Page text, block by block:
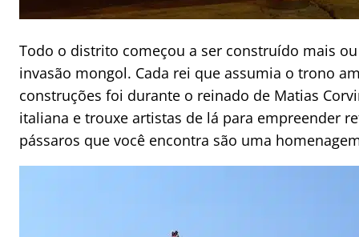
Todo o distrito começou a ser construído mais
invasão mongol. Cada rei que assumia o trono
construções foi durante o reinado de Matias
italiana e trouxe artistas de lá para empreender
pássaros que você encontra são uma